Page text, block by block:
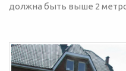
должна быть выше 2